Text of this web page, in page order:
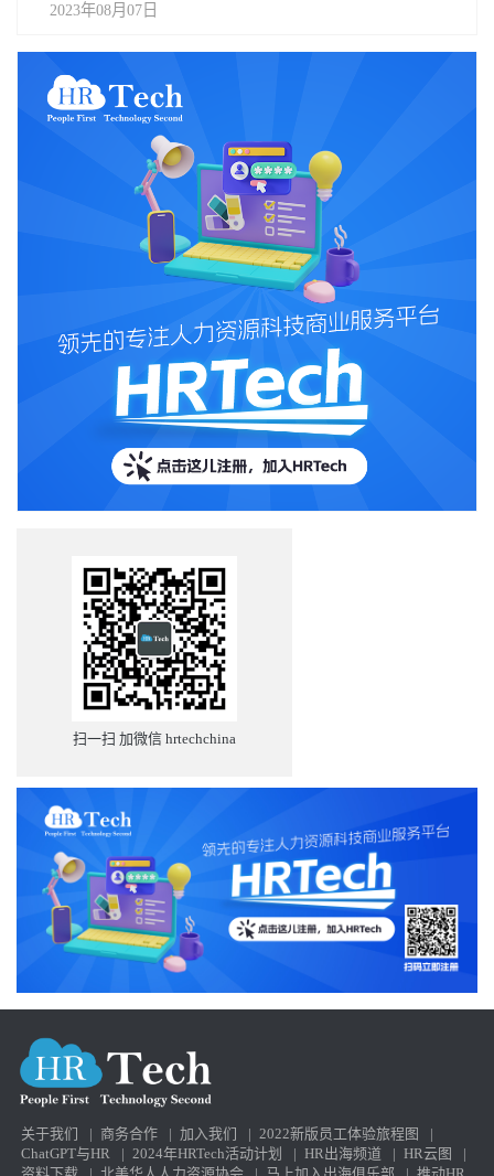
2023年08月07日
扫一扫 加微信 hrtechchina
关于我们 | 商务合作 | 加入我们 | 2022新版员工体验旅程图
|
ChatGPT与HR
| 2024年HRTech活动计划 | HR出海频道 | HR云图
|